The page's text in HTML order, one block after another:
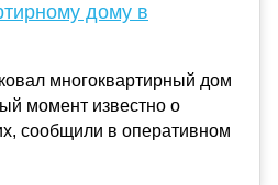
дому в
многоквартирный дом
момент известно о
сообщили в оперативном